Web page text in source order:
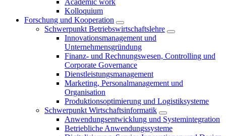
Academic work
Kolloquium
Forschung und Kooperation
Schwerpunkt Betriebswirtschaftslehre
Innovationsmanagement und
Unternehmensgründung
Finanz- und Rechnungswesen, Controlling und
Corporate Governance
Dienstleistungsmanagement
Marketing, Personalmanagement und
Organisation
Produktionsoptimierung und Logistiksysteme
Schwerpunkt Wirtschaftsinformatik
Anwendungsentwicklung und Systemintegration
Betriebliche Anwendungssysteme